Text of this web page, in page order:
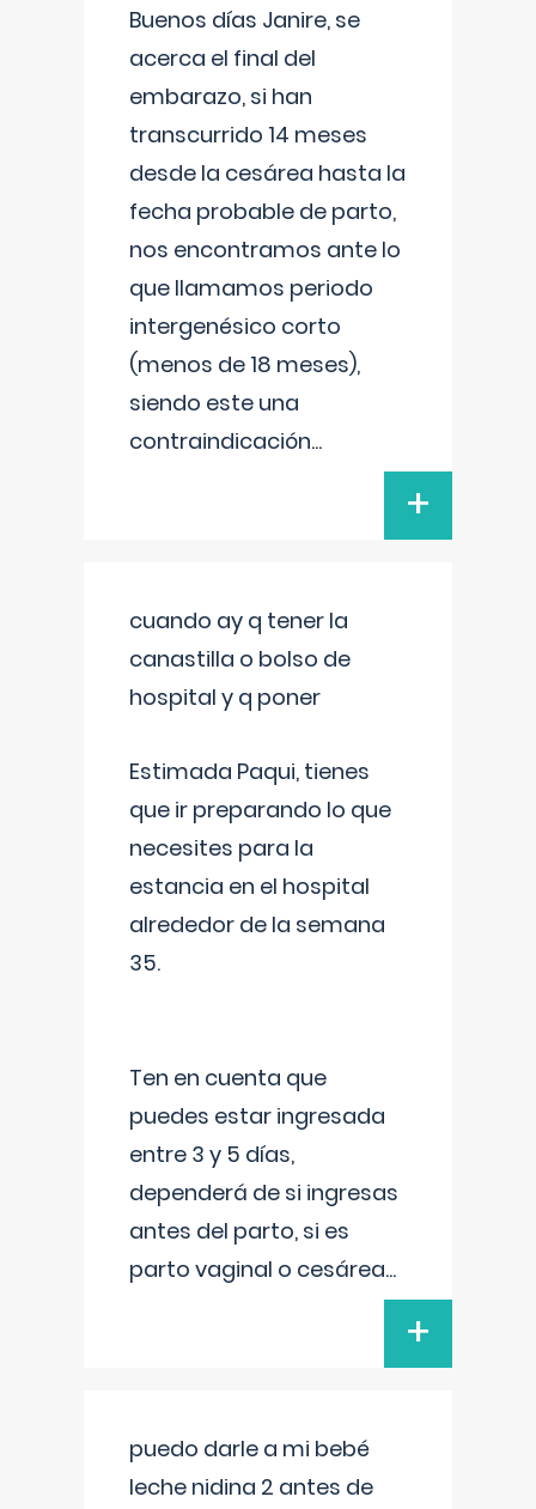
Buenos días Janire, se
acerca el final del
embarazo, si han
transcurrido 14 meses
desde la cesárea hasta la
fecha probable de parto,
nos encontramos ante lo
que llamamos periodo
intergenésico corto
(menos de 18 meses),
siendo este una
contraindicación...
+
cuando ay q tener la
canastilla o bolso de
hospital y q poner
Estimada Paqui, tienes
que ir preparando lo que
necesites para la
estancia en el hospital
alrededor de la semana
35.
Ten en cuenta que
puedes estar ingresada
entre 3 y 5 días,
dependerá de si ingresas
antes del parto, si es
parto vaginal o cesárea...
+
puedo darle a mi bebé
leche nidina 2 antes de